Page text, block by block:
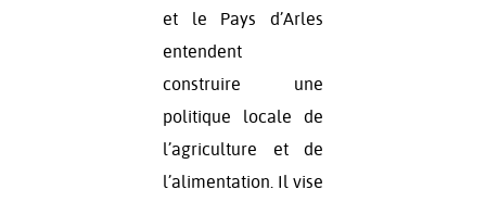
et le Pays d’Arles
entendent
construire une
politique locale de
l’agriculture et de
l’alimentation. Il vise